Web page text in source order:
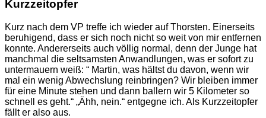
Kurzzeitopfer
Kurz nach dem VP treffe ich wieder auf Thorsten. Einerseits
beruhigend, dass er sich noch nicht so weit von mir entfernen
konnte. Andererseits auch völlig normal, denn der Junge hat
manchmal die seltsamsten Anwandlungen, was er sofort zu
untermauern weiß: “ Martin, was hältst du davon, wenn wir
mal ein wenig Abwechslung reinbringen? Wir bleiben immer
für eine Minute stehen und dann ballern wir 5 Kilometer so
schnell es geht.“ „Ähh, nein.“ entgegne ich. Als Kurzzeitopfer
fällt er also aus.